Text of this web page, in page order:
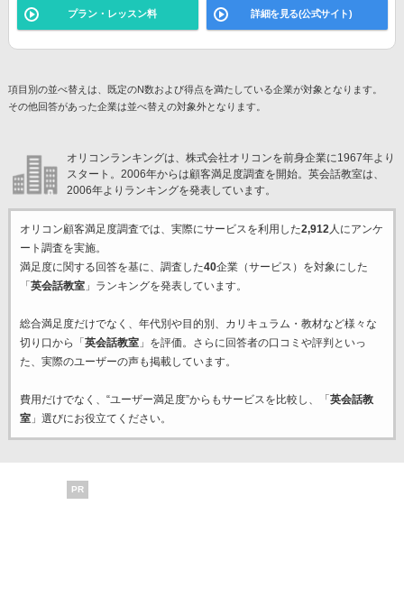
プラン・レッスン料 詳細を見る(公式サイト)
項目別の並べ替えは、既定のN数および得点を満たしている企業が対象となります。
その他回答があった企業は並べ替えの対象外となります。
オリコンランキングは、株式会社オリコンを前身企業に1967年より
スタート。2006年からは顧客満足度調査を開始。英会話教室は、
2006年よりランキングを発表しています。
オリコン顧客満足度調査では、実際にサービスを利用した2,912人にアンケ
ート調査を実施。
満足度に関する回答を基に、調査した40企業（サービス）を対象にした
「 英会話教室」ランキングを発表しています。
総合満足度だけでなく、年代別や目的別、カリキュラム・教材など様々な
切り口から「 英会話教室」を評価。さらに回答者の口コミや評判といっ
た、実際のユーザーの声も掲載しています。
費用だけでなく、“ユーザー満足度”からもサービスを比較し、「 英会話教
室」選びにお役立てください。
PR